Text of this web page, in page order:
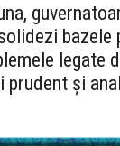
bazele
legate
și